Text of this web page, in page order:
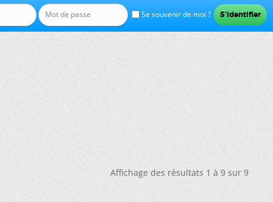
Se souvenir de moi ?
Affichage des résultats 1 à 9 sur 9